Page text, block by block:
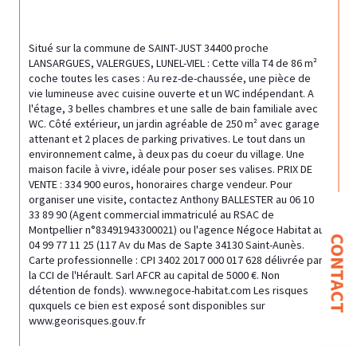
CONTACT
Situé sur la commune de SAINT-JUST 34400 proche
LANSARGUES, VALERGUES, LUNEL-VIEL : Cette villa T4 de 86 m²
coche toutes les cases : Au rez-de-chaussée, une pièce de
vie lumineuse avec cuisine ouverte et un WC indépendant. A
l'étage, 3 belles chambres et une salle de bain familiale avec
WC. Côté extérieur, un jardin agréable de 250 m² avec garage
attenant et 2 places de parking privatives. Le tout dans un
environnement calme, à deux pas du coeur du village. Une
maison facile à vivre, idéale pour poser ses valises. PRIX DE
VENTE : 334 900 euros, honoraires charge vendeur. Pour
organiser une visite, contactez Anthony BALLESTER au 06 10
33 89 90 (Agent commercial immatriculé au RSAC de
Montpellier n°83491943300021) ou l'agence Négoce Habitat au
04 99 77 11 25 (117 Av du Mas de Sapte 34130 Saint-Aunès.
Carte professionnelle : CPI 3402 2017 000 017 628 délivrée par
la CCI de l'Hérault. Sarl AFCR au capital de 5000 €. Non
détention de fonds). www.negoce-habitat.com Les risques
quxquels ce bien est exposé sont disponibles sur
www.georisques.gouv.fr